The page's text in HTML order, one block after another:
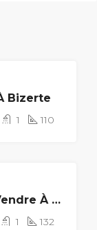
Bizerte
1 110
RDC De Villa Veda Meublé À Vendre À Bizerte
1 132